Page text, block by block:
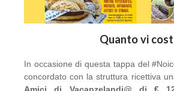
Quanto vi
In occasione di questa tappa del
concordato con la struttura ricettiva
Amici di Vacanzelandi@ di €